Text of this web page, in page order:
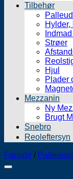
Tilbehør
Strøer
Hjul
Plader
Mezzanin
Ny
Brugt
Snebro
Reoleftersyn
Forside /